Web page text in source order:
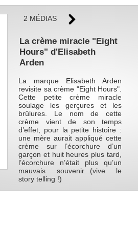
2 MÉDIAS
La crème miracle "Eight
Hours" d'Elisabeth
Arden
La marque Elisabeth Arden
revisite sa crème "Eight Hours".
Cette petite crème miracle
soulage les gerçures et les
brûlures. Le nom de cette
crème vient de son temps
d’effet, pour la petite histoire :
une mère aurait appliqué cette
crème sur l’écorchure d’un
garçon et huit heures plus tard,
l’écorchure n’était plus qu’un
mauvais souvenir...(vive le
story telling !)